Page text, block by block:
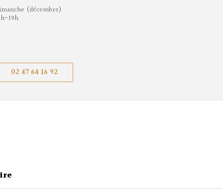
(décembre)
19h
02 47 64 16 92